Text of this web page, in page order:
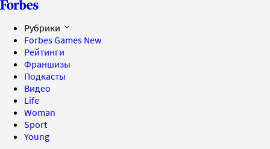
Рубрики
Forbes Games New
Рейтинги
Франшизы
Подкасты
Видео
Life
Woman
Sport
Young